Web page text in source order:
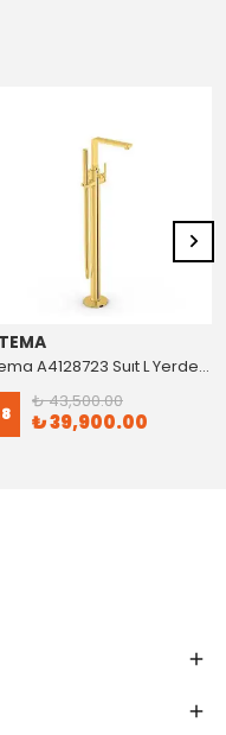
Artema A4128723 Suıt L Yerden Küvet Bataryası Altın
8
₺ 43,500.00
₺ 39,900.00